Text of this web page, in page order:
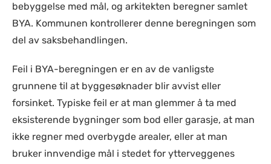
bebyggelse med mål, og arkitekten beregner samlet
BYA. Kommunen kontrollerer denne beregningen som
del av saksbehandlingen.
Feil i BYA-beregningen er en av de vanligste
grunnene til at byggesøknader blir avvist eller
forsinket. Typiske feil er at man glemmer å ta med
eksisterende bygninger som bod eller garasje, at man
ikke regner med overbygde arealer, eller at man
bruker innvendige mål i stedet for ytterveggenes